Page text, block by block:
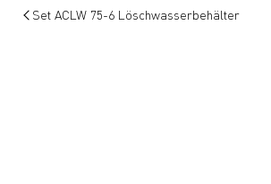
Set ACLW 75-6 Löschwasserbehälter